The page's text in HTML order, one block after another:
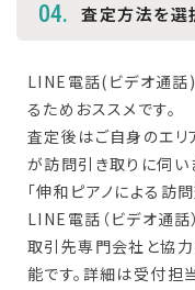
04. 査定方法を選
LINE電話(ビデオ通話
るためおススメです。
査定後はご自身のエリ
が訪問引き取りに伺い
「伸和ピアノによる訪
LINE電話（ビデオ通話
取引先専門会社と協
能です。詳細は受付担